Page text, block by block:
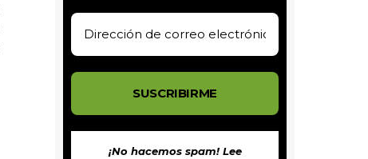
¡No hacemos spam! Lee